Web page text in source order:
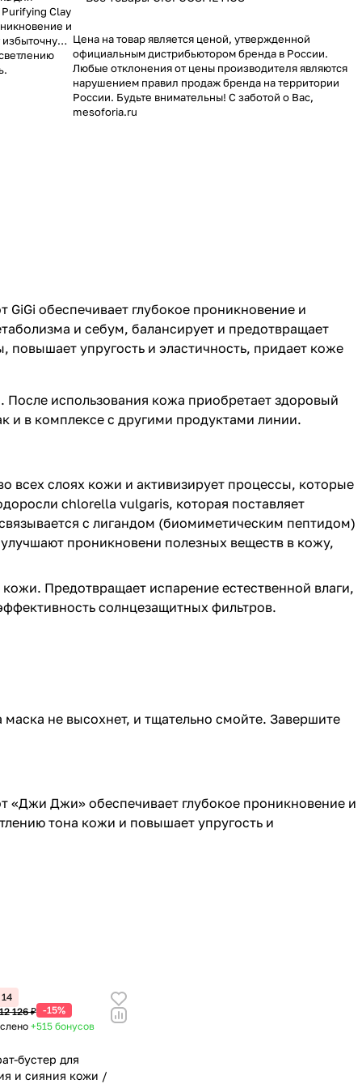
Clay
и
избыточную
Цена на товар является ценой, утвержденной
официальным дистрибьютором бренда в России.
Любые отклонения от цены производителя являются
нарушением правил продаж бренда на территории
России. Будьте внимательны! С заботой о Вас,
mesoforia.ru
обеспечивает глубокое проникновение и
и себум, балансирует и предотвращает
упругость и эластичность, придает коже
использования кожа приобретает здоровый
и в комплексе с другими продуктами линии.
всех слоях кожи и активизирует процессы, которые
chlorella vulgaris, которая поставляет
с лигандом (биомиметическим пептидом)
проникновени полезных веществ в кожу,
Предотвращает испарение естественной влаги,
солнцезащитных фильтров.
не высохнет, и тщательно смойте. Завершите
Джи» обеспечивает глубокое проникновение и
тона кожи и повышает упругость и
14
126 ₽ -15%
+515 бонусов
бустер для
и сияния кожи /